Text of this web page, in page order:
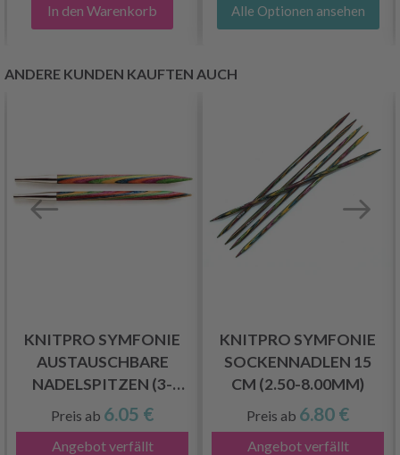
In den Warenkorb Alle Optionen ansehen
ANDERE KUNDEN KAUFTEN AUCH
KNITPRO SYMFONIE
AUSTAUSCHBARE
NADELSPITZEN (3-
15.00MM)
Preis ab 6.05 €
Angebot verfällt
KNITPRO SYMFONIE
SOCKENNADLEN 15
CM (2.50-8.00MM)
Preis ab 6.80 €
Angebot verfällt